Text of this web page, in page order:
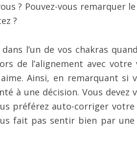
? Pouvez-vous remarquer
?
l’un de vos chakras
de l’alignement avec
Ainsi, en remarquant si
à une décision. Vous devez
préférez auto-corriger
fait pas sentir bien par une